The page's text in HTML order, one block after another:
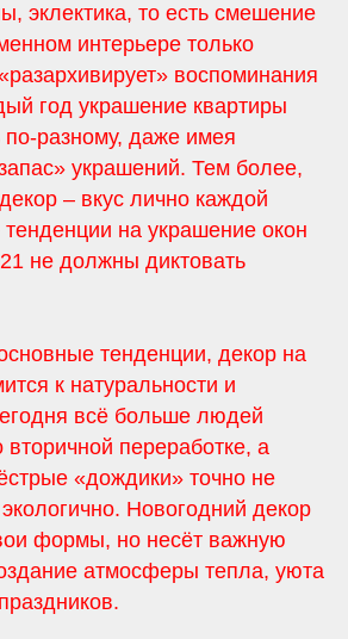
эклектика, то есть смешение
интерьере только
воспоминания
год украшение квартиры
разному, даже имея
украшений. Тем более,
– вкус лично каждой
на украшение окон
не должны диктовать
тенденции, декор на
к натуральности и
всё больше людей
переработке, а
«дождики» точно не
Новогодний декор
формы, но несёт важную
атмосферы тепла, уюта